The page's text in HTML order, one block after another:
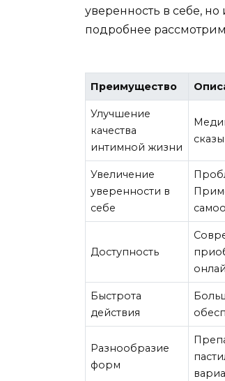
уверенность в себе,
подробнее
Преимущество
Улучшение
качества
интимной жизни
Увеличение
уверенности в
себе
Доступность
Быстрота
действия
Разнообразие
форм